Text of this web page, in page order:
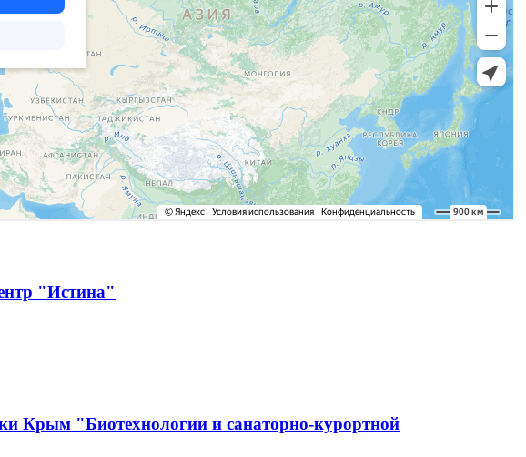
"Истина"
Крым "Биотехнологии и санаторно-курортной